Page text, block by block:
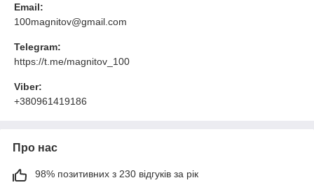
Email:
100magnitov@gmail.com
Telegram:
https://t.me/magnitov_100
Viber:
+380961419186
Про нас
98% позитивних з 230 відгуків за рік